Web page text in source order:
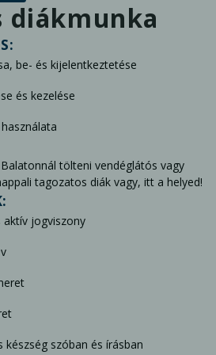
diákmunka
be- és kijelentkeztetése
és kezelése
tölteni vendéglátós vagy
tagozatos diák vagy, itt a helyed!
jogviszony
szóban és írásban